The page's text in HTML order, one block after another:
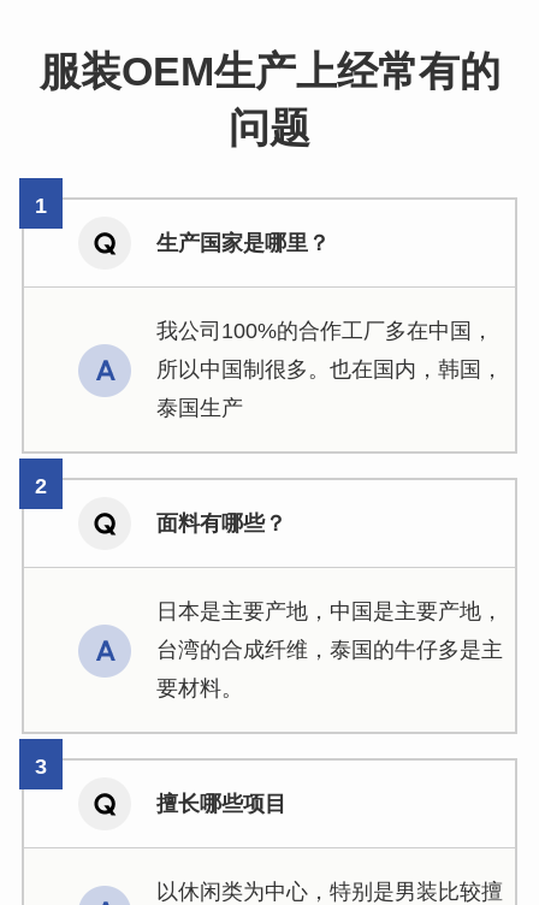
服装OEM生产上经常有的
问题
生产国家是哪里？
我公司100%的合作工厂多在中国，
所以中国制很多。也在国内，韩国，
泰国生产
面料有哪些？
日本是主要产地，中国是主要产地，
台湾的合成纤维，泰国的牛仔多是主
要材料。
擅长哪些项目
以休闲类为中心，特别是男装比较擅